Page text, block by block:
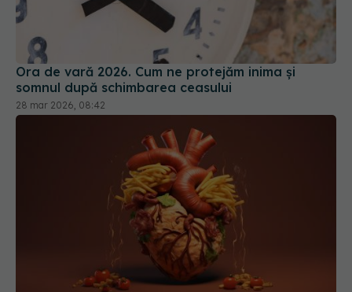
Ora de vară 2026. Cum ne protejăm inima și
somnul după schimbarea ceasului
28 mar 2026, 08:42